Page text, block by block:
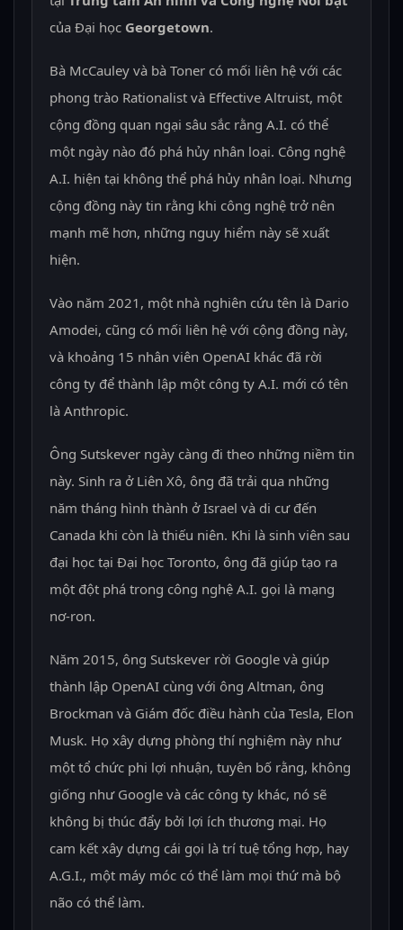
của Đại học Georgetown.
Bà McCauley và bà Toner có mối liên hệ với các
phong trào Rationalist và Effective Altruist, một
cộng đồng quan ngại sâu sắc rằng A.I. có thể
một ngày nào đó phá hủy nhân loại. Công nghệ
A.I. hiện tại không thể phá hủy nhân loại. Nhưng
cộng đồng này tin rằng khi công nghệ trở nên
mạnh mẽ hơn, những nguy hiểm này sẽ xuất
hiện.
Vào năm 2021, một nhà nghiên cứu tên là Dario
Amodei, cũng có mối liên hệ với cộng đồng này,
và khoảng 15 nhân viên OpenAI khác đã rời
công ty để thành lập một công ty A.I. mới có tên
là Anthropic.
Ông Sutskever ngày càng đi theo những niềm tin
này. Sinh ra ở Liên Xô, ông đã trải qua những
năm tháng hình thành ở Israel và di cư đến
Canada khi còn là thiếu niên. Khi là sinh viên sau
đại học tại Đại học Toronto, ông đã giúp tạo ra
một đột phá trong công nghệ A.I. gọi là mạng
nơ-ron.
Năm 2015, ông Sutskever rời Google và giúp
thành lập OpenAI cùng với ông Altman, ông
Brockman và Giám đốc điều hành của Tesla, Elon
Musk. Họ xây dựng phòng thí nghiệm này như
một tổ chức phi lợi nhuận, tuyên bố rằng, không
giống như Google và các công ty khác, nó sẽ
không bị thúc đẩy bởi lợi ích thương mại. Họ
cam kết xây dựng cái gọi là trí tuệ tổng hợp, hay
A.G.I., một máy móc có thể làm mọi thứ mà bộ
não có thể làm.